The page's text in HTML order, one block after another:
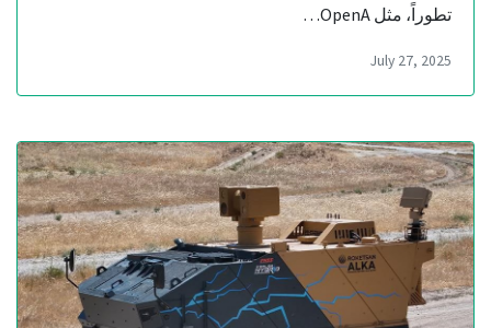
تطوراً، مثل OpenA…
July 27, 2025